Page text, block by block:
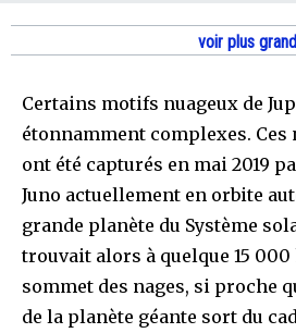
voir plus grand
Certains motifs nuageux de
étonnamment complexes.
ont été capturés en mai 2019
Juno actuellement en orbite
grande planète du Système
trouvait alors à quelque 15
sommet des nages, si proche
de la planète géante sort du